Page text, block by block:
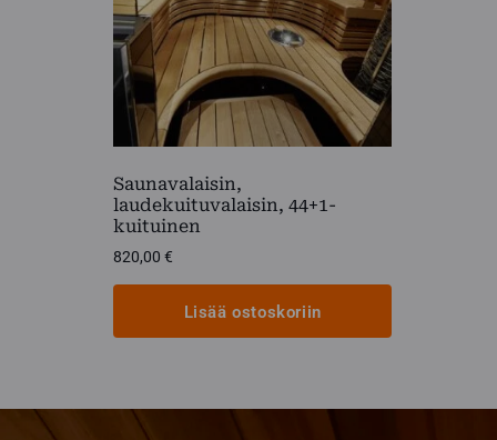
Saunavalaisin,
laudekuituvalaisin, 44+1-
kuituinen
820,00 €
Lisää ostoskoriin